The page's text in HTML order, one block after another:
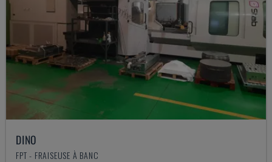
DINO
FPT - FRAISEUSE À BANC